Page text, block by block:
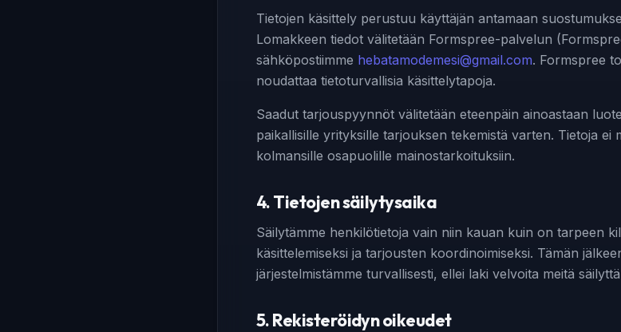
Tietojen käsittely perustuu käyttäjän antamaan
Lomakkeen tiedot välitetään Formspree-palvelun
sähköpostiimme hebatamodemesi@gmail.com. Formspree
noudattaa tietoturvallisia käsittelytapoja.
Saadut tarjouspyynnöt välitetään eteenpäin ainoastaan
paikallisille yrityksille tarjouksen tekemistä varten. Tietoja ei
kolmansille osapuolille mainostarkoituksiin.
4. Tietojen säilytysaika
Säilytämme henkilötietoja vain niin kauan kuin on tarpeen
käsittelemiseksi ja tarjousten koordinoimiseksi. Tämän
järjestelmistämme turvallisesti, ellei laki velvoita meitä
5. Rekisteröidyn oikeudet